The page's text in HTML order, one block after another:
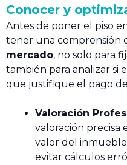
Conocer y
Antes de poner el piso
tener una comprensión
mercado, no solo para
también para analizar si
que justifique el pago
Valoración
valoración precisa
valor del
evitar cálculos